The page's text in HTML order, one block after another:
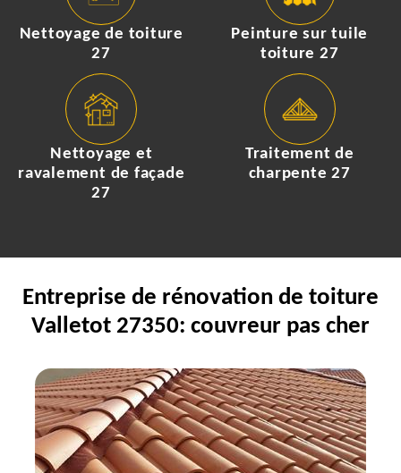
Nettoyage de toiture
27
Peinture sur tuile
toiture 27
Nettoyage et
ravalement de façade
27
Traitement de
charpente 27
Entreprise de rénovation de toiture
Valletot 27350: couvreur pas cher